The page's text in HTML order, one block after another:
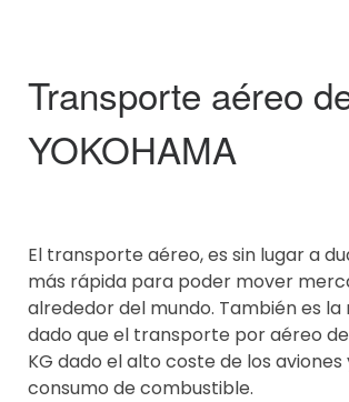
Transporte aéreo
YOKOHAMA
El transporte aéreo, es sin lugar a
más rápida para poder mover
alrededor del mundo. También es la
dado que el transporte por aéreo
KG dado el alto coste de los aviones
consumo de combustible.